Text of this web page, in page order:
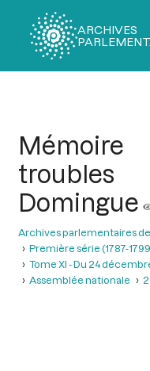
ARCHIVES
Domingue
Archives parlementaires
Première série (1787-
Tome XI - Du 24
Assemblée nationale